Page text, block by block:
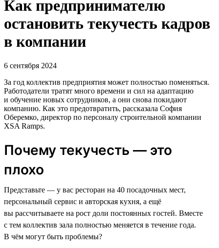
Как предпринимателю
остановить текучесть кадров
в компании
6 сентября 2024
За год коллектив предприятия может полностью поменяться.
Работодатели тратят много времени и сил на адаптацию
и обучение новых сотрудников, а они снова покидают
компанию. Как это предотвратить, рассказала София
Оберемко, директор по персоналу строительной компании
XSA Ramps.
Почему текучесть — это
плохо
Представьте — у вас ресторан на 40 посадочных мест,
персональный сервис и авторская кухня, а ещё
вы рассчитываете на рост доли постоянных гостей. Вместе
с тем коллектив зала полностью меняется в течение года.
В чём могут быть проблемы?